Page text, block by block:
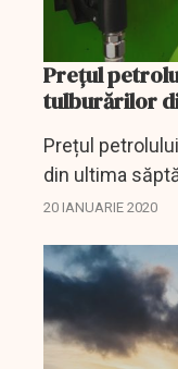
Prețul
tulburărilor
Prețul
din ultima
producători din
ar...
20 IANUARIE 2020